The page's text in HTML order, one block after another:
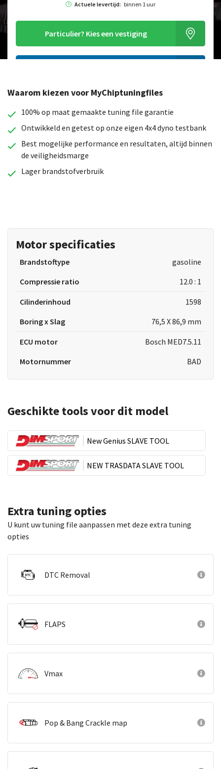
Actuele levertijd: binnen 1 uur
Particulier? Kies een vestiging
Op zoek naar een ander model?
Waarom kiezen voor MyChiptuningfiles
100% op maat gemaakte tuning file garantie
Ontwikkeld en getest op onze eigen 4x4 dyno testbank
Best mogelijke performance en resultaten, altijd binnen
de veiligheidsmarge
Lager brandstofverbruik
Motor specificaties
Brandstoftype
gasoline
Compressie ratio
12.0 : 1
Cilinderinhoud
1598
Boring x Slag
76,5 X 86,9 mm
ECU motor
Bosch MED7.5.11
Motornummer
BAD
Geschikte tools voor dit model
New Genius SLAVE TOOL
NEW TRASDATA SLAVE TOOL
Extra tuning opties
U kunt uw tuning file aanpassen met deze extra tuning
opties
DTC Removal
FLAPS
Vmax
Pop & Bang Crackle map